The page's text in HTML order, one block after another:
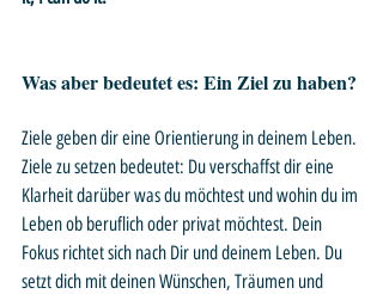
Was aber bedeutet es: Ein Ziel zu haben?
Ziele geben dir eine Orientierung in deinem Leben.
Ziele zu setzen bedeutet: Du verschaffst dir eine
Klarheit darüber was du möchtest und wohin du im
Leben ob beruflich oder privat möchtest. Dein
Fokus richtet sich nach Dir und deinem Leben. Du
setzt dich mit deinen Wünschen, Träumen und